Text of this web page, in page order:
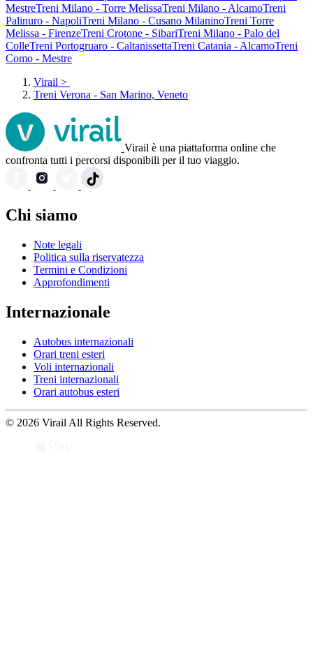
MestreTreni Milano - Torre MelissaTreni Milano - AlcamoTreni
Palinuro - NapoliTreni Milano - Cusano MilaninoTreni Torre
Melissa - FirenzeTreni Crotone - SibariTreni Milano - Palo del
ColleTreni Portogruaro - CaltanissettaTreni Catania - AlcamoTreni
Como - Mestre
Virail >
Treni Verona - San Marino, Veneto
Virail è una piattaforma online che
confronta tutti i percorsi disponibili per il tuo viaggio.
Chi siamo
Note legali
Politica sulla riservatezza
Termini e Condizioni
Approfondimenti
Internazionale
Autobus internazionali
Orari treni esteri
Voli internazionali
Treni internazionali
Orari autobus esteri
© 2026 Virail All Rights Reserved.